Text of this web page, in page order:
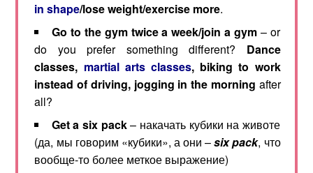
in shape/loseweight/exercise more.
Go to the gym twice a week/join a gym – or
do you prefer something different? Dance
classes, martial arts classes, biking to work
instead of driving, jogging in the morning after
all?
Get a six pack– накачать кубики на животе
(да, мы говорим «кубики», а они –six pack, что
вообще-то более меткое выражение)